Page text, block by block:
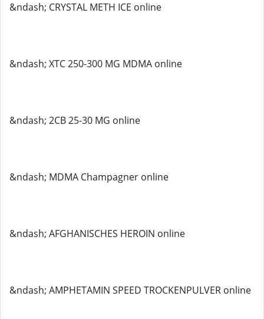
&ndash; CRYSTAL METH ICE online
&ndash; XTC 250-300 MG MDMA online
&ndash; 2CB 25-30 MG online
&ndash; MDMA Champagner online
&ndash; AFGHANISCHES HEROIN online
&ndash; AMPHETAMIN SPEED TROCKENPULVER online